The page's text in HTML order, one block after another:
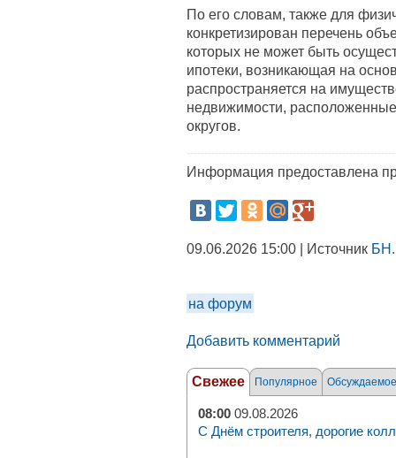
По его словам, также для
конкретизирован перечень
которых не может быть
ипотеки, возникающая на
распространяется на
недвижимости,
округов.
Информация предоставлена
09.06.2026 15:00 | Источник
на форум
Добавить комментарий
Свежее Популярное Обсуждаемое
08:00 09.08.2026
С Днём строителя, дорогие